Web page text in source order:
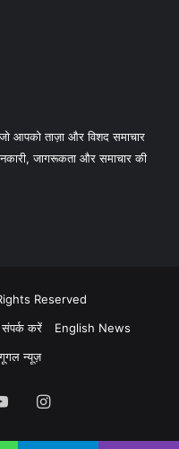
जो आपको ताज़ा और विशद समाचार
जागरूकता और समाचार की
Reserved
संपर्क करें
English News
न्यूज़
YouTubeInstagram